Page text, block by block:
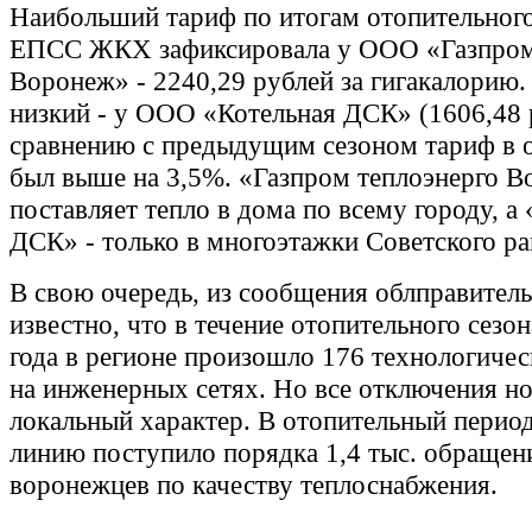
Наибольший тариф по итогам
ЕПСС ЖКХ зафиксировала у ООО «Газпром
Воронеж» - 2240,29 рублей за
низкий - у ООО «Котельная ДСК» (1606,48
сравнению с предыдущим сезоном тариф в
был выше на 3,5%. «Газпром теплоэнерго
поставляет тепло в дома по всему городу, а
ДСК» - только в многоэтажки Советского
В свою очередь, из сообщения
известно, что в течение отопительного
года в регионе произошло 176
на инженерных сетях. Но все отключения
локальный характер. В отопительный
линию поступило порядка 1,4 тыс.
воронежцев по качеству теплоснабжения.